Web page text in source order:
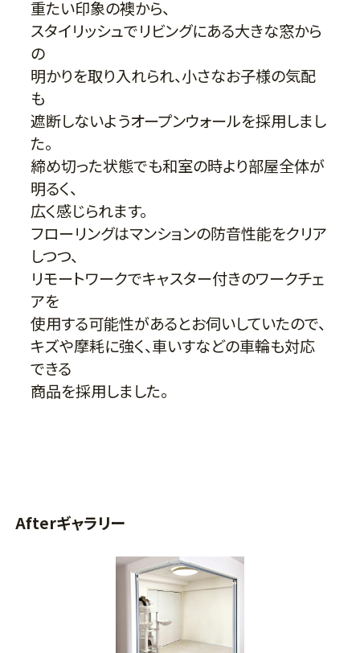
重たい印象の襖から、
スタイリッシュでリビングにある大きな窓から
の
明かりを取り入れられ、小さなお子様の気配
も
遮断しないようオープンウォールを採用しまし
た。
締め切った状態でも和室の時より部屋全体が
明るく、
広く感じられます。
フローリングはマンションの防音性能をクリア
しつつ、
リモートワークでキャスター付きのワークチェ
アを
使用する可能性があるとお伺いしていたので、
キズや摩耗に強く、車いすなどの車輪も対応
できる
商品を採用しました。
Afterギャラリー